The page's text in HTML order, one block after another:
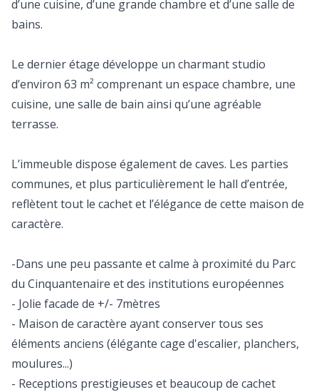
d’une cuisine, d’une grande chambre et d’une salle de
bains.
Le dernier étage développe un charmant studio
d’environ 63 m² comprenant un espace chambre, une
cuisine, une salle de bain ainsi qu’une agréable
terrasse.
L’immeuble dispose également de caves. Les parties
communes, et plus particulièrement le hall d’entrée,
reflètent tout le cachet et l’élégance de cette maison de
caractère.
-Dans une peu passante et calme à proximité du Parc
du Cinquantenaire et des institutions européennes
- Jolie facade de +/- 7mètres
- Maison de caractère ayant conserver tous ses
éléments anciens (élégante cage d'escalier, planchers,
moulures...)
- Receptions prestigieuses et beaucoup de cachet